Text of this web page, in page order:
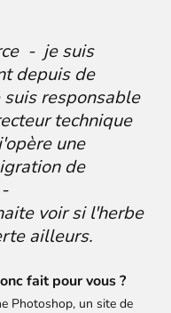
- je suis
depuis de
responsable
technique
une
de
voir si l'herbe
ailleurs.
fait pour vous ?
Photoshop, un site de